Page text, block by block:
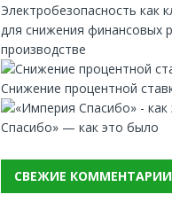
Электробезопасность как
для снижения финансовых
производстве
Снижение процентной
Спасибо» — как это было
СВЕЖИЕ КОММЕНТАРИИ